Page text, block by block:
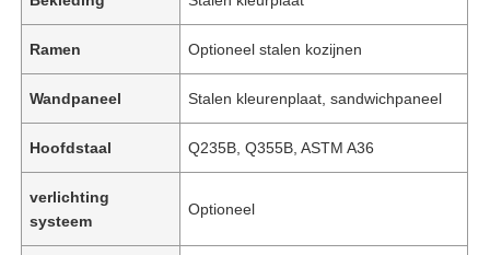
Ramen Optioneel stalen kozijnen
Wandpaneel Stalen kleurenplaat, sandwichpaneel
Hoofdstaal Q235B, Q355B, ASTM A36
verlichting
systeem
Optioneel